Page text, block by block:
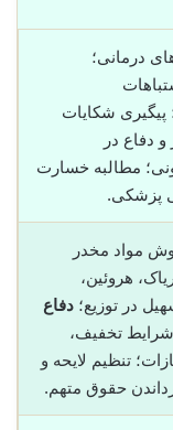
درمانی؛
پیگیری شکایات
دفاع در
مطالبه خسارت
پزشکی.
مواد مخدر
هروئین،
در توزیع؛ دفاع
تخفیف،
تنظیم لایحه و
حقوق متهم.